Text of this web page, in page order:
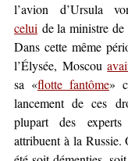
l’avion d’Ursula
celui de la ministre de
Dans cette même
l’Élysée, Moscou
sa «flotte fantôme»
lancement de ces
plupart des
attribuent à la Russie.